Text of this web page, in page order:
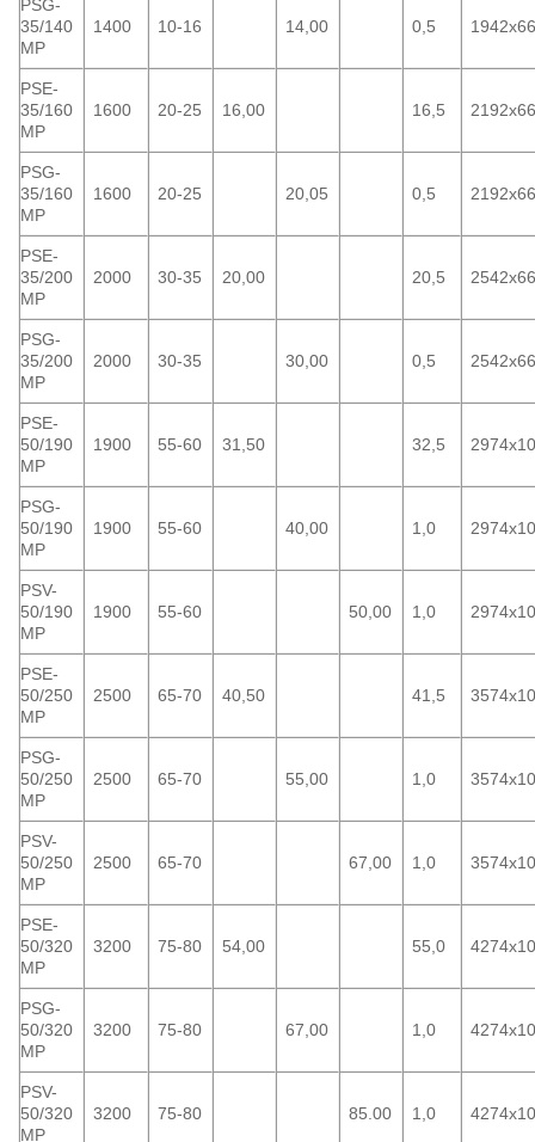
PSG-
35/140
MP
1400 10-16 14,00 0,5
PSE-
35/160
MP
1600 20-25 16,00 16,5
PSG-
35/160
MP
1600 20-25 20,05 0,5
PSE-
35/200
MP
2000 30-35 20,00 20,5
PSG-
35/200
MP
2000 30-35 30,00 0,5
PSE-
50/190
MP
1900 55-60 31,50 32,5
PSG-
50/190
MP
1900 55-60 40,00 1,0
PSV-
50/190
MP
1900 55-60 50,00 1,0
PSE-
50/250
MP
2500 65-70 40,50 41,5
PSG-
50/250
MP
2500 65-70 55,00 1,0
PSV-
50/250
MP
2500 65-70 67,00 1,0
PSE-
50/320
MP
3200 75-80 54,00 55,0
PSG-
50/320
MP
3200 75-80 67,00 1,0
PSV-
50/320
MP
3200 75-80 85.00 1,0